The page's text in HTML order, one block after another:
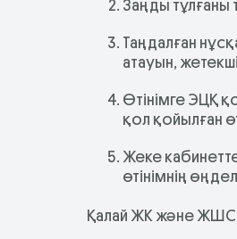
Заңды тұлғаны
Таңдалған
атауын,
Өтінімге ЭЦҚ
қол қойылған
Жеке
өтінімнің
Қалай ЖК және ЖШС